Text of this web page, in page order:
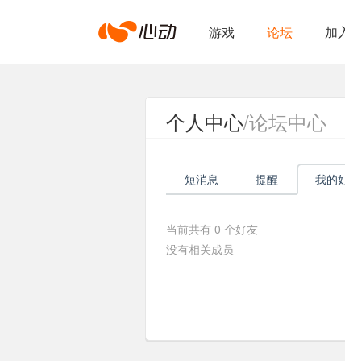
心
动
络
游戏 论坛 加
个人中心/论坛中心
短消息 提醒 我的
当前共有 0 个好友
没有相关成员